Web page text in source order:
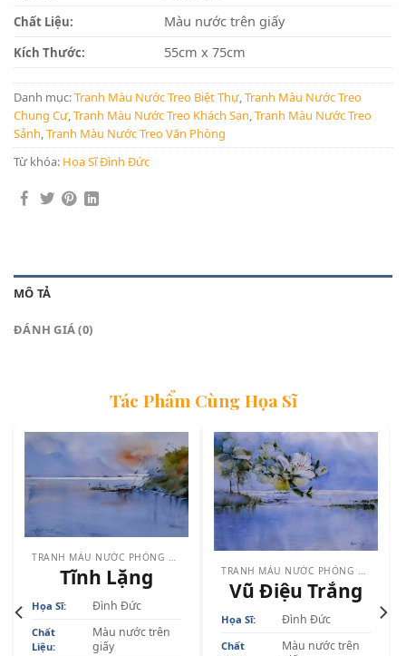
Chất Liệu: Màu nước trên giấy
Kích Thước: 55cm x 75cm
Danh mục:Tranh Màu Nước Treo Biệt Thự,Tranh Màu Nước Treo
Chung Cư,Tranh Màu Nước Treo Khách Sạn,Tranh Màu Nước Treo
Sảnh,Tranh Màu Nước Treo Văn Phòng
Từ khóa: Họa Sĩ Đình Đức
MÔ TẢ
ĐÁNH GIÁ (0)
Tác Phẩm Cùng Họa Sĩ
TRANH MÀU NƯỚC PHÒNG ĂN & PHÒNG BẾP
Tĩnh Lặng
Họa Sĩ: Đình Đức
Chất
Liệu:
Màu nước trên
giấy
TRANH MÀU NƯỚC PHÒNG ĂN & PHÒNG BẾP
Vũ Điệu Trắng
Họa Sĩ: Đình Đức
Chất
Màu nước trên